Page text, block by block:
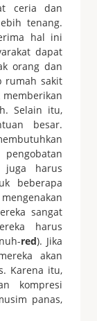
ceria dan
tenang.
hal ini
dapat
orang dan
rumah sakit
Selain itu,
besar.
harus
beberapa
sangat
harus
red). Jika
akan
Karena itu,
kompresi
panas,